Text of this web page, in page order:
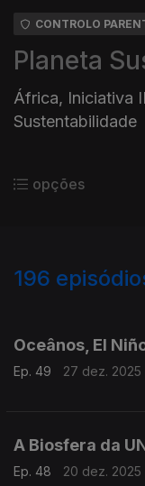
CONTROLO
Planeta
África, Iniciativa
Sustentabilidade
opções
196
Oceânos, El
Ep. 49 27 dez. 2025
A Biosfera da
Ep. 48 20 dez. 2025